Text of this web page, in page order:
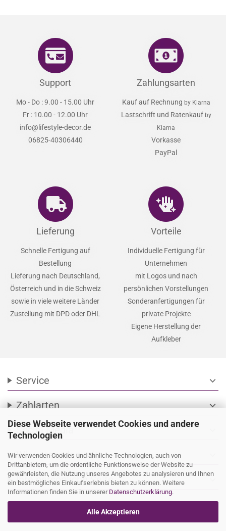
Diese Webseite verwendet Cookies und andere
Technologien
Wir verwenden Cookies und ähnliche Technologien, auch von
Drittanbietern, um die ordentliche Funktionsweise der Website zu
gewährleisten, die Nutzung unseres Angebotes zu analysieren und Ihnen
ein bestmögliches Einkaufserlebnis bieten zu können. Weitere
Informationen finden Sie in unserer Datenschutzerklärung.
Alle Akzeptieren
Support
Mo - Do : 9.00 - 15.00 Uhr
Fr : 10.00 - 12.00 Uhr
info@lifestyle-decor.de
06825-40306440
Zahlungsarten
Kauf auf Rechnung by Klarna
Lastschrift und Ratenkauf by
Klarna
Vorkasse
PayPal
Lieferung
Schnelle Fertigung auf
Bestellung
Lieferung nach Deutschland,
Österreich und in die Schweiz
sowie in viele weitere Länder
Zustellung mit DPD oder DHL
Vorteile
Individuelle Fertigung für
Unternehmen
mit Logos und nach
persönlichen Vorstellungen
Sonderanfertigungen für
private Projekte
Eigene Herstellung der
Aufkleber
Service expand_more
Zahlarten expand_more
Social Media
Wir versenden mit
Ihre persönliche Seite expand_more